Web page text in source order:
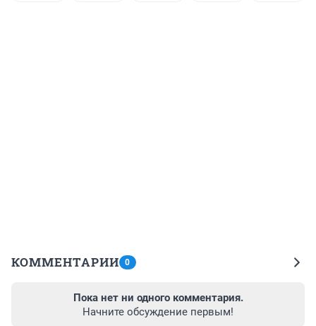
КОММЕНТАРИИ 0
Пока нет ни одного комментария.
Начните обсуждение первым!